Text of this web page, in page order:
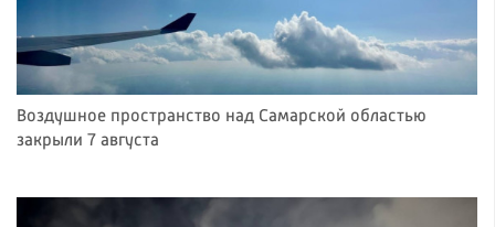
Воздушное пространство над Самарской областью
закрыли 7 августа